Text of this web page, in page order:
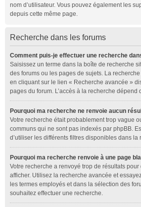
nom d’utilisateur. Vous pouvez également les
depuis cette même page.
Recherche dans les forums
Comment puis-je effectuer une recherche
Saisissez un terme dans la boîte de recherche
des forums ou les pages de sujets. La
en cliquant sur le lien « Recherche avancée »
pages du forum. L’accès à la recherche dépend
Pourquoi ma recherche ne renvoie aucun
Votre recherche était probablement trop vague
communs qui ne sont pas indexés par phpBB.
d’utiliser les différents filtres disponibles dans la
Pourquoi ma recherche renvoie à une page
Votre recherche a renvoyé trop de résultats
afficher. Utilisez la recherche avancée et
les termes employés et dans la sélection des
souhaitez effectuer une recherche.